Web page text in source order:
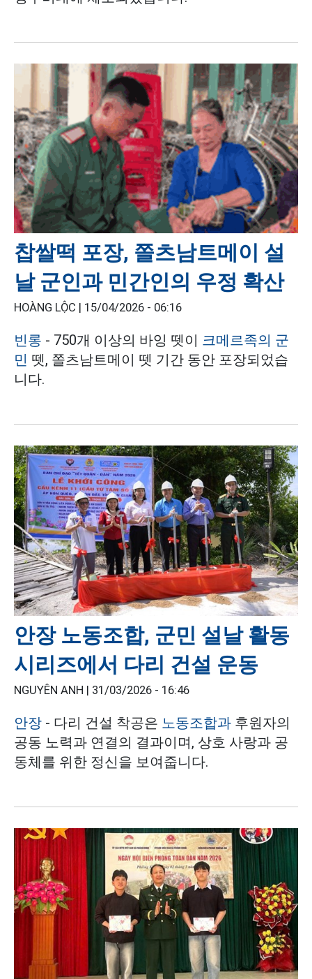
찹쌀떡 포장, 쫄츠남트메이 설
날 군인과 민간인의 우정 확산
HOÀNG LỘC | 15/04/2026 - 06:16
빈롱 - 750개 이상의 바잉 뗏이 크메르족의 군
민 뗏, 쫄츠남트메이 뗏 기간 동안 포장되었습
니다.
안장 노동조합, 군민 설날 활동
시리즈에서 다리 건설 운동
NGUYÊN ANH | 31/03/2026 - 16:46
안장 - 다리 건설 착공은 노동조합과 후원자의
공동 노력과 연결의 결과이며, 상호 사랑과 공
동체를 위한 정신을 보여줍니다.